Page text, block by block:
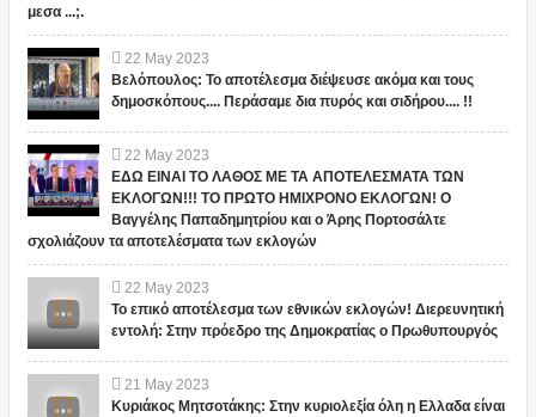
μεσα ...;.
22 May 2023
Βελόπουλος: Το αποτέλεσμα διέψευσε ακόμα και τους
δημοσκόπους.... Περάσαμε δια πυρός και σιδήρου.... !!
22 May 2023
ΕΔΩ ΕΙΝΑΙ ΤΟ ΛΑΘΟΣ ΜΕ ΤΑ ΑΠΟΤΕΛΕΣΜΑΤΑ ΤΩΝ
ΕΚΛΟΓΩΝ!!! ΤΟ ΠΡΩΤΟ ΗΜΙΧΡΟΝΟ ΕΚΛΟΓΩΝ! Ο
Βαγγέλης Παπαδημητρίου και ο Άρης Πορτοσάλτε
σχολιάζουν τα αποτελέσματα των εκλογών
22 May 2023
Το επικό αποτέλεσμα των εθνικών εκλογών! Διερευνητική
εντολή: Στην πρόεδρο της Δημοκρατίας ο Πρωθυπουργός
21 May 2023
Κυριάκος Μητσοτάκης: Στην κυριολεξία όλη η Ελλαδα είναι